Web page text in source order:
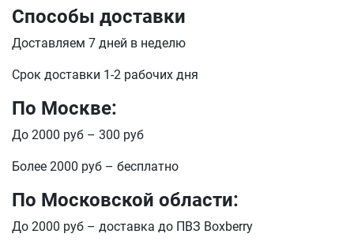
Способы доставки
Доставляем 7 дней в неделю
Срок доставки 1-2 рабочих дня
По Москве:
До 2000 руб – 300 руб
Более 2000 руб – бесплатно
По Московской области:
До 2000 руб – доставка до ПВЗ Boxberry
E-mail
отправить